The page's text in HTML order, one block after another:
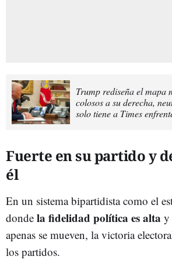
Trump rediseña el mapa
colosos a su derecha,
solo tiene a Times
Fuerte en su partido y
él
En un sistema bipartidista como el
donde la fidelidad política es alta y
apenas se mueven, la victoria
los partidos.